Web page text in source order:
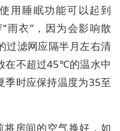
睡眠功能可以起到
雨衣”，因为会影响散
过滤网应隔半月左右清
在不超过45℃的温水中
季时应保持温度为35至
房间的空气换好，如